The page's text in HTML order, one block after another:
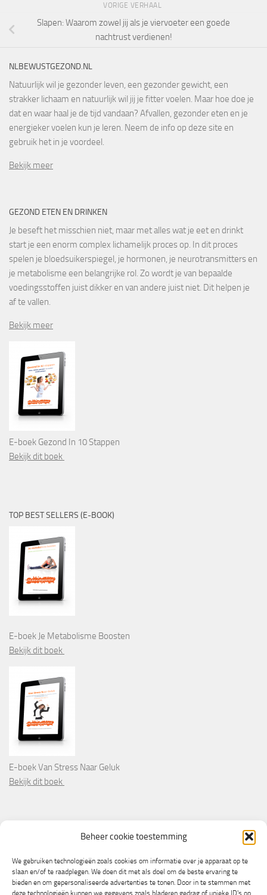
Beheer cookie toestemming
We gebruiken technologieën zoals cookies om informatie over je apparaat op te
slaan en/of te raadplegen. We doen dit met als doel om de beste ervaring te
bieden en om gepersonaliseerde advertenties te tonen. Door in te stemmen met
deze technologieën kunnen we gegevens zoals bladeren gedrag of unieke ID's op
VORIGE VERHAAL
Slapen: Waarom zowel jij als je viervoeter een goede
nachtrust verdienen!
NLBEWUSTGEZOND.NL
Natuurlijk wil je gezonder leven, een gezonder gewicht, een
strakker lichaam en natuurlijk wil jij je fitter voelen. Maar hoe doe je
dat en waar haal je de tijd vandaan? Afvallen, gezonder eten en je
energieker voelen kun je leren. Neem de info op deze site en
gebruik het in je voordeel.
Bekijk meer
GEZOND ETEN EN DRINKEN
Je beseft het misschien niet, maar met alles wat je eet en drinkt
start je een enorm complex lichamelijk proces op. In dit proces
spelen je bloedsuikerspiegel, je hormonen, je neurotransmitters en
je metabolisme een belangrijke rol. Zo wordt je van bepaalde
voedingsstoffen juist dikker en van andere juist niet. Dit helpen je
af te vallen.
Bekijk meer
E-boek Gezond In 10 Stappen
Bekijk dit boek
TOP BEST SELLERS (E-BOOK)
E-boek Je Metabolisme Boosten
Bekijk dit boek
E-boek Van Stress Naar Geluk
Bekijk dit boek